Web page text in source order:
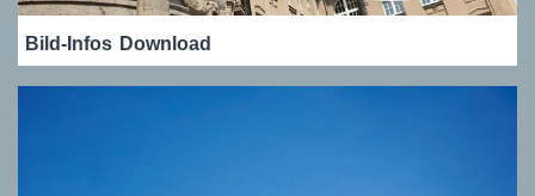
Bild-Infos Download